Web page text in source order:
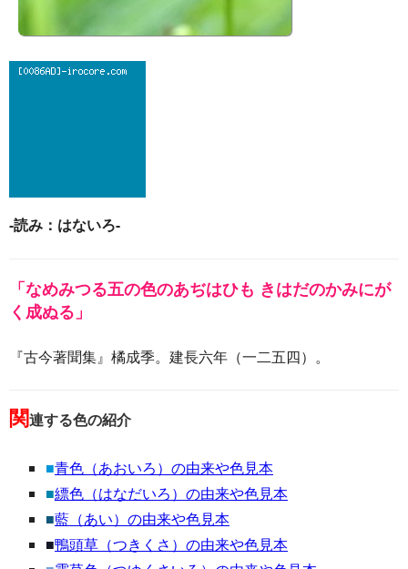
-読み：はないろ-
「なめみつる五の色のあぢはひも きはだのかみにが
く成ぬる」
『古今著聞集』橘成季。建長六年（一二五四）。
関連する色の紹介
■青色（あおいろ）の由来や色見本
■縹色（はなだいろ）の由来や色見本
■藍（あい）の由来や色見本
■鴨頭草（つきくさ）の由来や色見本